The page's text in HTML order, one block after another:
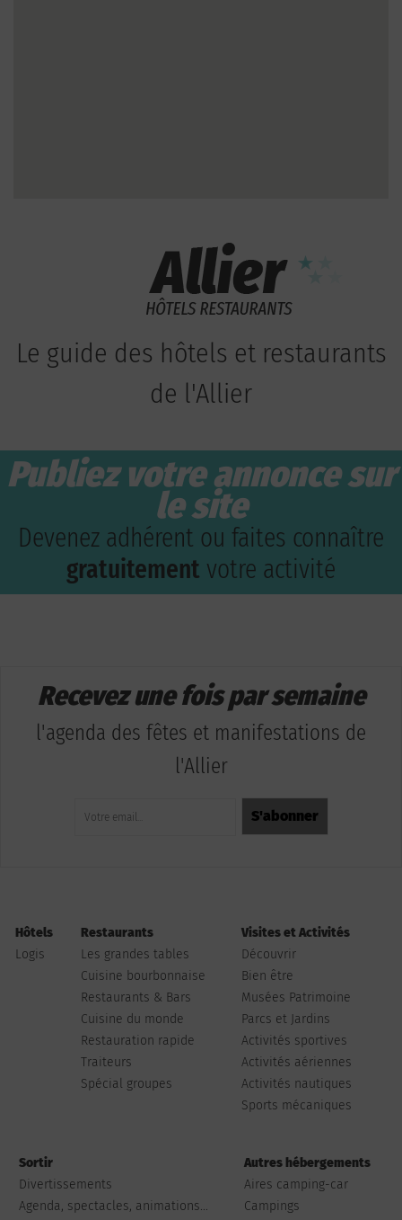
Le guide des hôtels et restaurants
de l'Allier
Publiez votre annonce sur
le site
Devenez adhérent ou faites connaître
gratuitement votre activité
Recevez une fois par semaine
l'agenda des fêtes et manifestations de
l'Allier
Hôtels
Logis
Restaurants
Les grandes tables
Cuisine bourbonnaise
Restaurants & Bars
Cuisine du monde
Restauration rapide
Traiteurs
Spécial groupes
Visites et Activités
Découvrir
Bien être
Musées Patrimoine
Parcs et Jardins
Activités sportives
Activités aériennes
Activités nautiques
Sports mécaniques
Sortir
Divertissements
Agenda, spectacles, animations...
Autres hébergements
Aires camping-car
Campings